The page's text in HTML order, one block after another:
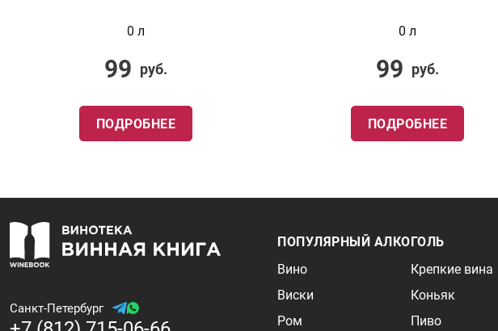
0 л
99 руб.
ПОДРОБНЕЕ
0 л
99 руб.
ПОДРОБНЕЕ
Санкт-Петербург
ПОПУЛЯРНЫЙ АЛКОГОЛЬ
Вино
Виски
Ром
Крепкие вина
Коньяк
Пиво